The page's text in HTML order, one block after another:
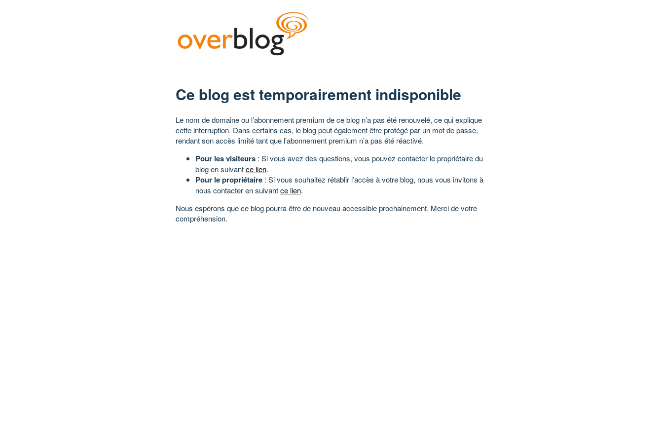
Ce blog est temporairement indisponible
Le nom de domaine ou l’abonnement premium de ce blog n’a pas été renouvelé, ce qui explique
cette interruption. Dans certains cas, le blog peut également être protégé par un mot de passe,
rendant son accès limité tant que l’abonnement premium n’a pas été réactivé.
Pour les visiteurs : Si vous avez des questions, vous pouvez contacter le propriétaire du
blog en suivantce lien.
Pour le propriétaire : Si vous souhaitez rétablir l’accès à votre blog, nous vous invitons à
nous contacter en suivantce lien.
Nous espérons que ce blog pourra être de nouveau accessible prochainement. Merci de votre
compréhension.